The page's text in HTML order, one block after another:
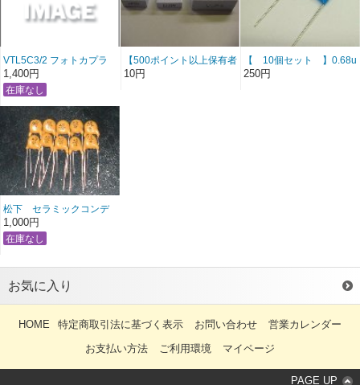
VTL5C3/2 フォトカプラ
ー EXCELITAS(旧
PerkinElmer)
1,400円
【500ポイント以上保有者
限定 合計20個まで】
MALLORY 0.47u 1.5u
10円
【 10個セット 】0.68u
250V Nitsuko 特価品！
250円
松下 セラミックコンデ
ンサー 1000pfd DC２
KV AC２５０V 100個
1,000円
お気に入り
HOME 特定商取引法に基づく表示 お問い合わせ
営業カレンダー
お支払い方法
ご利用環境 マイページ
PAGE UP